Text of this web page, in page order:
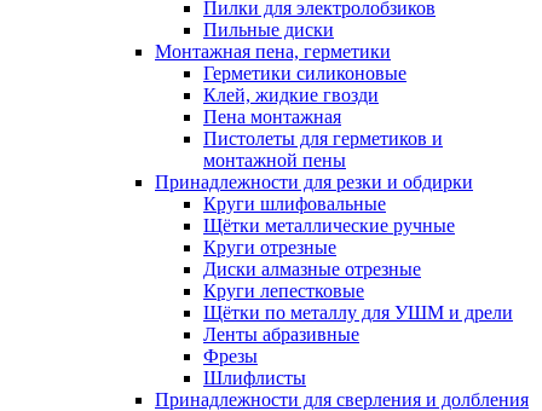
Пилки для электролобзиков
Пильные диски
Монтажная пена, герметики
Герметики силиконовые
Клей, жидкие гвозди
Пена монтажная
Пистолеты для герметиков и
монтажной пены
Принадлежности для резки и обдирки
Круги шлифовальные
Щётки металлические ручные
Круги отрезные
Диски алмазные отрезные
Круги лепестковые
Щётки по металлу для УШМ и дрели
Ленты абразивные
Фрезы
Шлифлисты
Принадлежности для сверления и долбления